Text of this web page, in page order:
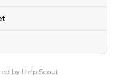
by Help Scout